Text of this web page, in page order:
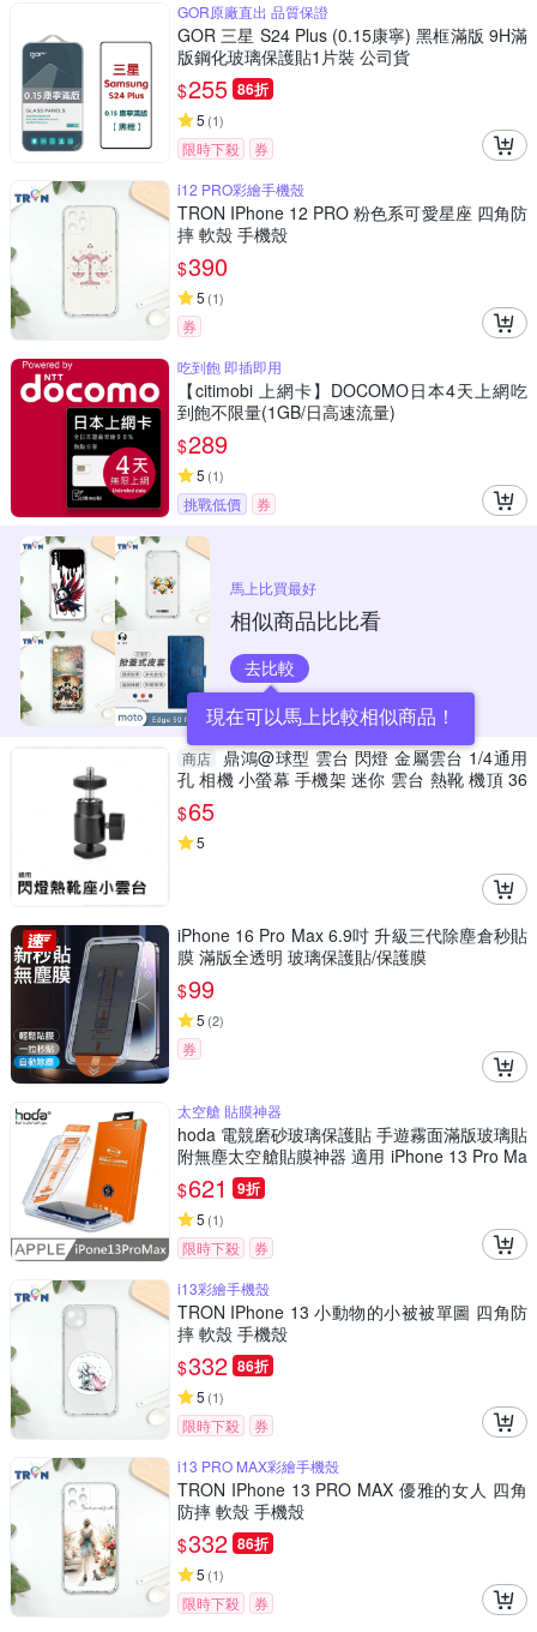
GOR原廠直出 品質保證
GOR 三星 S24 Plus (0.15康寧) 黑框滿版 9H滿
版鋼化玻璃保護貼1片裝 公司貨
$255 86折
5 (1)
限時下殺
券
i12 PRO彩繪手機殼
TRON IPhone 12 PRO 粉色系可愛星座 四角防
摔 軟殼 手機殼
$390
5 (1)
券
吃到飽 即插即用
【citimobi 上網卡】DOCOMO日本4天上網吃
到飽不限量(1GB/日高速流量)
$289
5 (1)
挑戰低價 券
馬上比買最好
相似商品比比看
去比較
現在可以馬上比較相似商品！
商店
鼎鴻@球型 雲台 閃燈 金屬雲台 1/4通用
孔 相機 小螢幕 手機架 迷你 雲台 熱靴 機頂 36
0度旋轉雲台
$65
5
iPhone 16 Pro Max 6.9吋 升級三代除塵倉秒貼
膜 滿版全透明 玻璃保護貼/保護膜
$99
5 (2)
券
太空艙 貼膜神器
hoda 電競磨砂玻璃保護貼 手遊霧面滿版玻璃貼
附無塵太空艙貼膜神器 適用 iPhone 13 Pro Ma
x
$621 9折
5 (1)
限時下殺
券
i13彩繪手機殼
TRON IPhone 13 小動物的小被被單圖 四角防
摔 軟殼 手機殼
$332 86折
5 (1)
限時下殺
券
i13 PRO MAX彩繪手機殼
TRON IPhone 13 PRO MAX 優雅的女人 四角
防摔 軟殼 手機殼
$332 86折
5 (1)
限時下殺
券